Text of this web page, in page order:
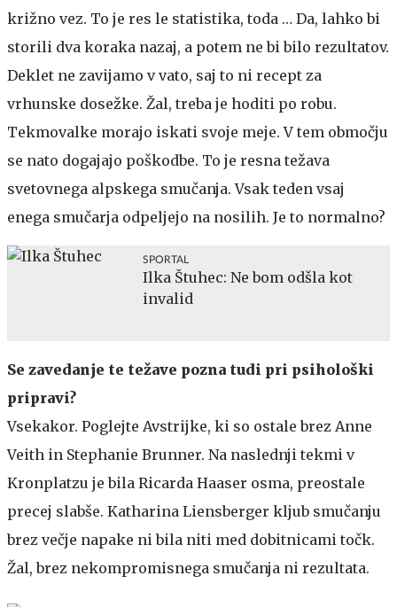
križno vez. To je res le statistika, toda … Da, lahko bi
storili dva koraka nazaj, a potem ne bi bilo rezultatov.
Deklet ne zavijamo v vato, saj to ni recept za
vrhunske dosežke. Žal, treba je hoditi po robu.
Tekmovalke morajo iskati svoje meje. V tem območju
se nato dogajajo poškodbe. To je resna težava
svetovnega alpskega smučanja. Vsak teden vsaj
enega smučarja odpeljejo na nosilih. Je to normalno?
SPORTAL
Ilka Štuhec: Ne bom odšla kot
invalid
Se zavedanje te težave pozna tudi pri psihološki
pripravi?
Vsekakor. Poglejte Avstrijke, ki so ostale brez Anne
Veith in Stephanie Brunner. Na naslednji tekmi v
Kronplatzu je bila Ricarda Haaser osma, preostale
precej slabše. Katharina Liensberger kljub smučanju
brez večje napake ni bila niti med dobitnicami točk.
Žal, brez nekompromisnega smučanja ni rezultata.